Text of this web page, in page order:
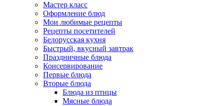
Мастер класс
Оформление блюд
Мои любимые рецепты
Рецепты посетителей
Белорусская кухня
Быстрый, вкусный завтрак
Праздничные блюда
Консервирование
Первые блюда
Вторые блюда
Блюда из птицы
Мясные блюда